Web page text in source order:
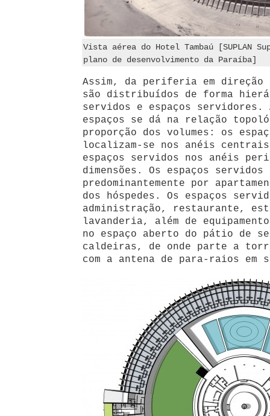
Vista aérea do Hotel Tambaú [SUPLAN
plano de desenvolvimento da Paraíba]
Assim, da periferia em direção
são distribuídos de forma
servidos e espaços servidores.
espaços se dá na relação
proporção dos volumes: os
localizam-se nos anéis
espaços servidos nos anéis
dimensões. Os espaços servidos
predominantemente por
dos hóspedes. Os espaços
administração, restaurante,
lavanderia, além de
no espaço aberto do pátio de
caldeiras, de onde parte a
com a antena de para-raios em